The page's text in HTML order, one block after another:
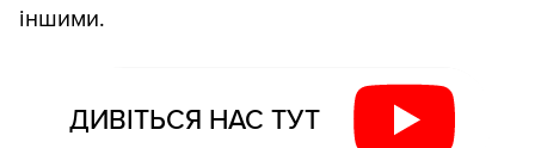
іншими.
ДИВІТЬСЯ НАС ТУТ